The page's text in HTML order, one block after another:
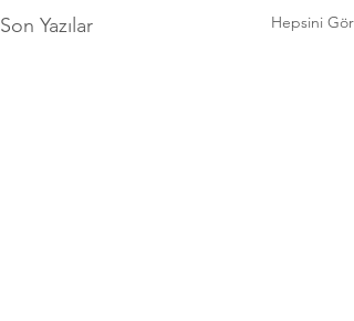
Son Yazılar Hepsini Gör